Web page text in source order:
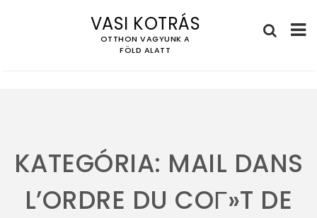
VASI KOTRÁS
OTTHON VAGYUNK A
FÖLD ALATT
KATEGÓRIA: MAIL DANS
L’ORDRE DU COГ»T DE